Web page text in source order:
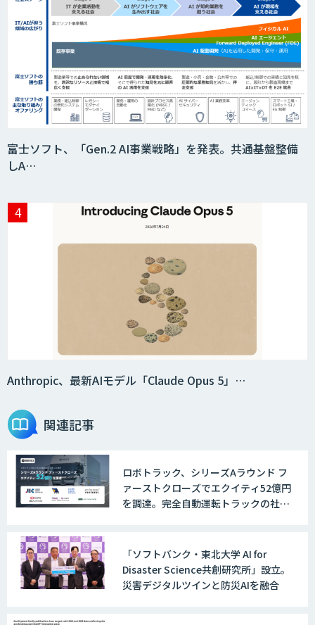
ニーズを理解する対話型AIエージェント
「AI’mON for 展示会」
Web接客を進化させる対話型AIエージェ
ント「AI’mON for WEB」
スクレイプPro
DX推進のパートナーに「ジンベイ 生成
AI・DXコンサルティング」
JAPAN AI SALES
JAPAN AI MARKETING
富士ソフト、「Gen.2 AI事業戦略」を発表。共通基盤整備
しA…
Anthropic、最新AIモデル「Claude Opus 5」…
関連記事
ロボトラック、シリーズAラウンド フ
ァーストクローズでエクイティ52億円
を調達。完全自動運転トラックの社会
「ソフトバンク・東北大学 AI for
Disaster Science共創研究所」設立。
災害デジタルツインと防災AIを融合